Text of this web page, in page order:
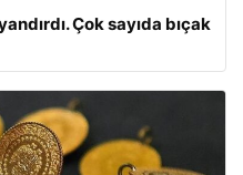
Çok sayıda bıçak